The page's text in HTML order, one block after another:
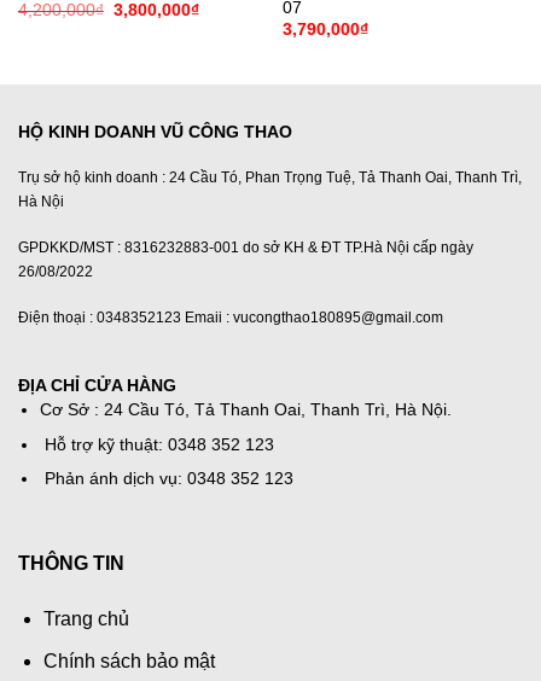
4,200,000₫ Giá
gốc
3,800,000₫Giá
07
3,790,000₫
HỘ KINH DOANH VŨ CÔNG THAO
Trụ sở hộ kinh doanh : 24 Cầu Tó, Phan Trọng Tuệ, Tả Thanh Oai, Thanh Trì,
Hà Nội
GPDKKD/MST : 8316232883-001 do sở KH & ĐT TP.Hà Nội cấp ngày
26/08/2022
Điện thoại : 0348352123 Emaii : vucongthao180895@gmail.com
ĐỊA CHỈ CỬA HÀNG
Cơ Sở : 24 Cầu Tó, Tả Thanh Oai, Thanh Trì, Hà Nội.
Hỗ trợ kỹ thuật: 0348 352 123
Phản ánh dịch vụ: 0348 352 123
THÔNG TIN
Trang chủ
Chính sách bảo mật